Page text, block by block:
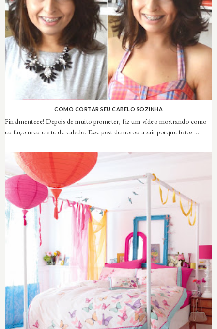
COMO CORTAR SEU CABELO SOZINHA
Finalmenteee! Depois de muito prometer, fiz um vídeo mostrando como
eu faço meu corte de cabelo. Esse post demorou a sair porque fotos ...